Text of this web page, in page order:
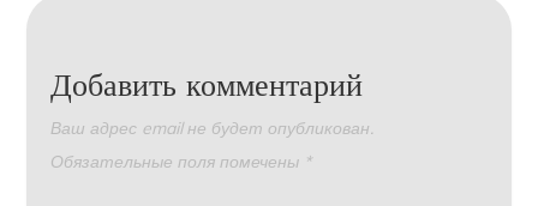
Добавить комментарий
Ваш адрес email не будет опубликован.
Обязательные поля помечены *